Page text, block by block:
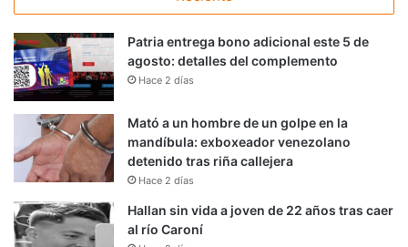
Patria entrega bono adicional este 5 de
agosto: detalles del complemento
Hace 2 días
Mató a un hombre de un golpe en la
mandíbula: exboxeador venezolano
detenido tras riña callejera
Hace 2 días
Hallan sin vida a joven de 22 años tras caer
al río Caroní